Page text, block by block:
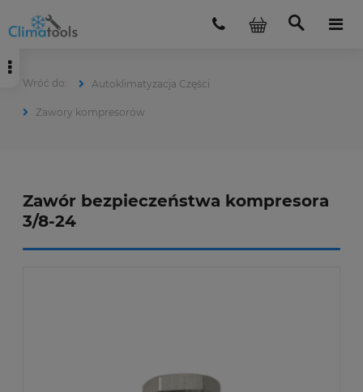
Autoklimatyzacja Części
Zawory kompresorów
Zawór bezpieczeństwa kompresora
3/8-24